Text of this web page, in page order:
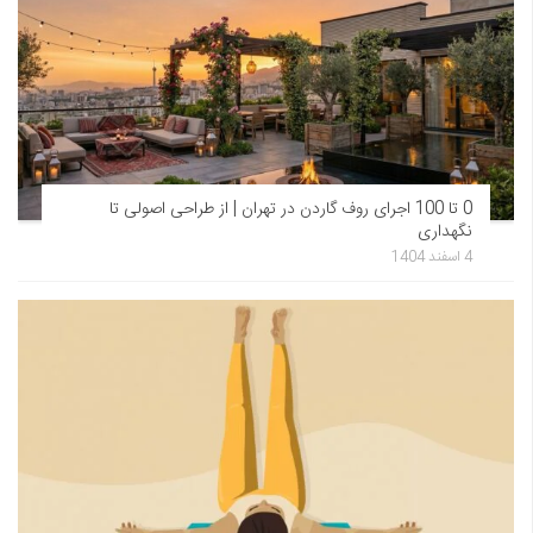
0 تا 100 اجرای روف گاردن در تهران | از طراحی اصولی تا
نگهداری
4 اسفند 1404